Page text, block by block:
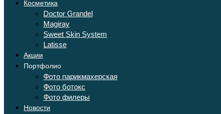
Косметика
Doctor Grandel
Magiray
Sweet Skin System
Latisse
Акции
Портфолио
Фото парикмахерская
Фото ботокс
Фото филеры
Новости